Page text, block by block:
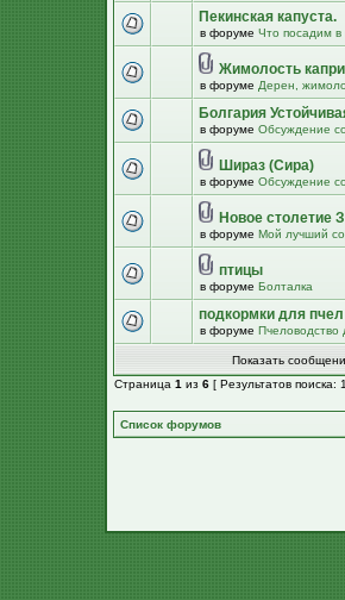
Пекинская капуста.
в форуме Что посадим в
Жимолость
в форуме Дерен,
Болгария
в форуме Обсуждение
Шираз (Сира)
в форуме Обсуждение
Новое столетие
в форуме Мой лучший
птицы
в форуме Болталка
подкормки для пчел
в форуме Пчеловодство
Показать
Страница 1 из 6 [ Результатов поиска:
Список форумов